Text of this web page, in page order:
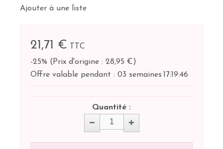
Ajouter à une liste
21,71 €
TTC
-25% ( Prix d'origine : 28,95 €)
Offre valable pendant : 03 semaines 17:19:46
Quantité :